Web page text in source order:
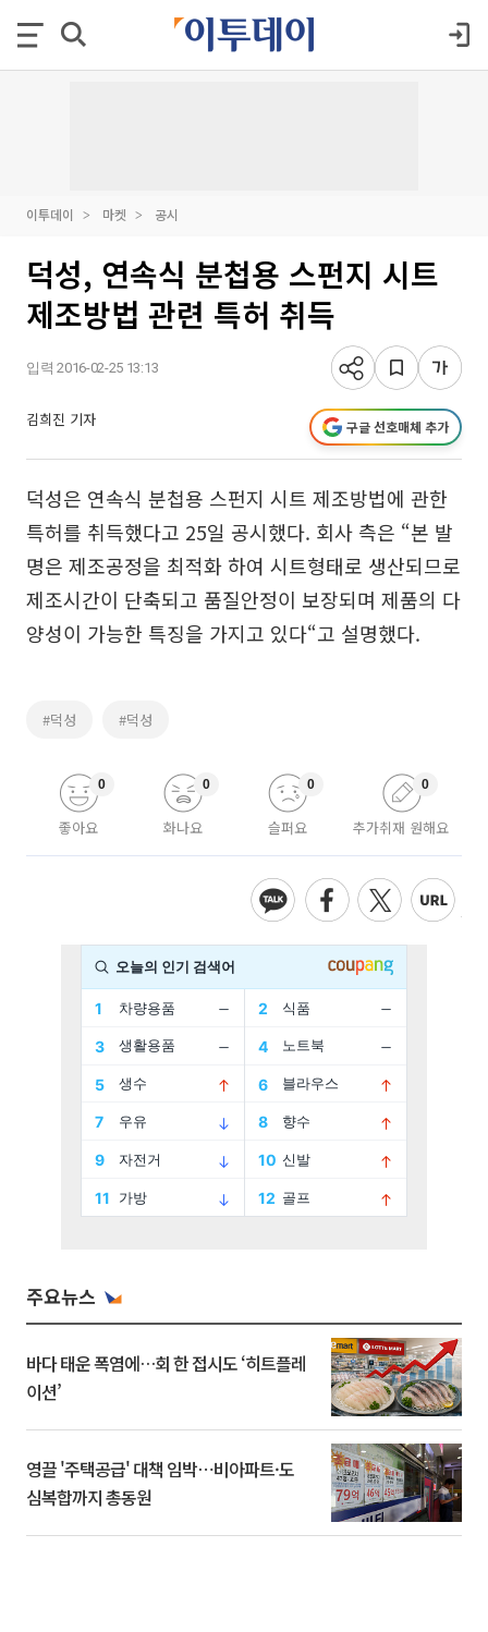
이투데이 마켓 공시
덕성, 연속식 분첩용 스펀지 시트
제조방법 관련 특허 취득
입력 2016-02-25 13:13
김희진 기자 구글 선호매체 추가
덕성은 연속식 분첩용 스펀지 시트 제조방법에 관한
특허를 취득했다고 25일 공시했다. 회사 측은 “본 발
명은 제조공정을 최적화 하여 시트형태로 생산되므로
제조시간이 단축되고 품질안정이 보장되며 제품의 다
양성이 가능한 특징을 가지고 있다“고 설명했다.
#덕성 #덕성
좋아요
0
화나요
0
슬퍼요
0
추가취재 원해요
0
주요뉴스
바다 태운 폭염에…회 한 접시도 ‘히트플레
이션’
영끌 '주택공급' 대책 임박⋯비아파트·도
심복합까지 총동원